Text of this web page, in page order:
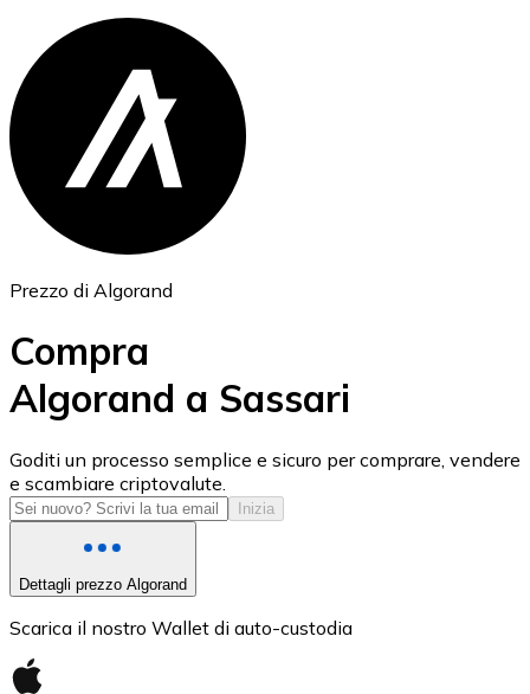
Ethereum
ETH
USD Coin
USDC
Prezzo di Algorand
Compra
Algorand a Sassari
Goditi un processo semplice e sicuro per comprare, vendere
e scambiare criptovalute.
Inizia
Dettagli prezzo Algorand
Scarica il nostro Wallet di auto-custodia